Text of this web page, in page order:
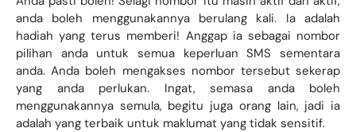
anda boleh menggunakannya berulang kali. Ia adalah
hadiah yang terus memberi! Anggap ia sebagai nombor
pilihan anda untuk semua keperluan SMS sementara
anda. Anda boleh mengakses nombor tersebut sekerap
yang anda perlukan. Ingat, semasa anda boleh
menggunakannya semula, begitu juga orang lain, jadi ia
adalah yang terbaik untuk maklumat yang tidak sensitif.